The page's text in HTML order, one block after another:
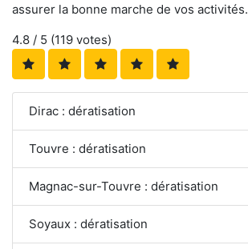
assurer la bonne marche de vos activités.
4.8 / 5 (119 votes)
Dirac : dératisation
Touvre : dératisation
Magnac-sur-Touvre : dératisation
Soyaux : dératisation